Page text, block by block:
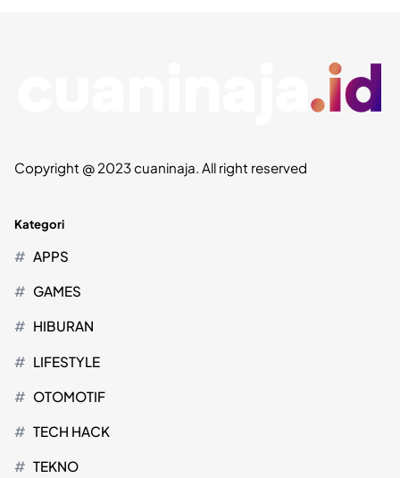
Copyright @ 2023 cuaninaja. All right reserved
Kategori
APPS
GAMES
HIBURAN
LIFESTYLE
OTOMOTIF
TECH HACK
TEKNO